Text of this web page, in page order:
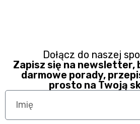
Dołącz do naszej
Zapisz się na newsletter,
darmowe porady,
prosto na Twoją